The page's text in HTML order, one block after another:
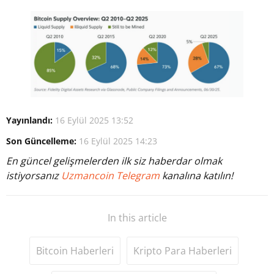
Yayınlandı: 16 Eylül 2025 13:52
Son Güncelleme: 16 Eylül 2025 14:23
En güncel gelişmelerden ilk siz haberdar olmak
istiyorsanız Uzmancoin Telegram kanalına katılın!
In this article
Bitcoin Haberleri Kripto Para Haberleri